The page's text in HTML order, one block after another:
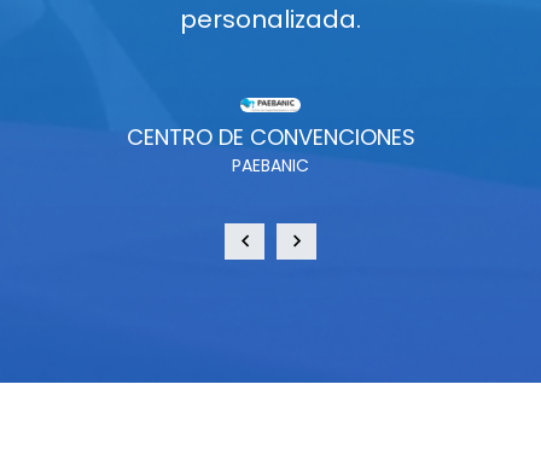
personalizada.
CENTRO DE CONVENCIONES
PAEBANIC